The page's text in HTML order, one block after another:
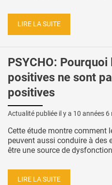
LIRE LA SUITE
PSYCHO:
positives ne sont
positives
Actualité publiée il y a 10 années 6
Cette étude montre comment
peuvent aussi conduire à
être une source de
LIRE LA SUITE